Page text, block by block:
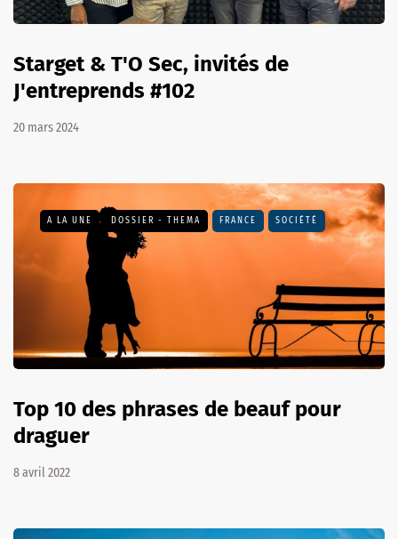
Starget & T'O Sec, invités de
J'entreprends #102
20 mars 2024
A LA UNE DOSSIER - THEMA FRANCE SOCIÉTÉ
Top 10 des phrases de beauf pour
draguer
8 avril 2022